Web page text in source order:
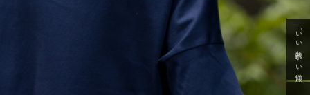
「いい年齢 いい洋服」